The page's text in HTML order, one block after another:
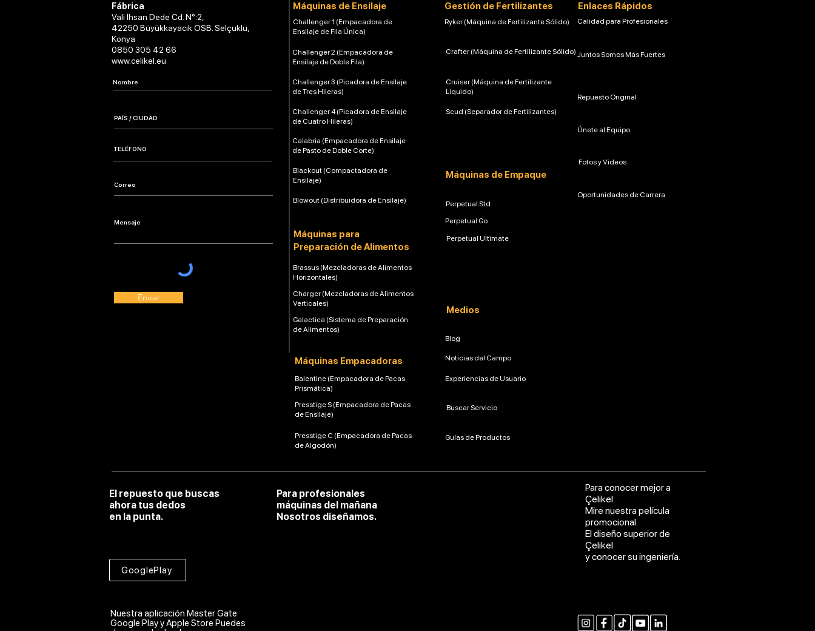
Fábrica
Vali İhsan Dede Cd. N°:2,
42250 Büyükkayacık OSB. Selçuklu,
Konya
0850 305 42 66
www.celikel.eu
Enviar
Máquinas de Ensilaje
Challenger 1 (Empacadora de
Ensilaje de Fila Única)
Challenger 2 (Empacadora de
Ensilaje de Doble Fila)
Enlaces Rápidos
Ryker (Máquina de Fertilizante Sólido)
Cruiser (Máquina de Fertilizante
Líquido)
Scud (Separador de Fertilizantes)
Calabria (Empacadora de Ensilaje
de Pasto de Doble Corte)
Blackout (Compactadora de
Ensilaje)
Blowout (Distribuidora de Ensilaje)
Gestión de Fertilizantes
Crafter (Máquina de Fertilizante Sólido)
Calidad para Profesionales
Juntos Somos Más Fuertes
Repuesto Original
Fotos y Videos
Oportunidades de Carrera
Máquinas de Empaque
Únete al Equipo
Perpetual Std
Perpetual Go
Máquinas para
Preparación de Alimentos
Perpetual Ultimate
Challenger 4 (Picadora de Ensilaje
de Cuatro Hileras)
Challenger 3 (Picadora de Ensilaje
de Tres Hileras)
Brassus (Mezcladoras de Alimentos
Horizontales)
Medios
Charger (Mezcladoras de Alimentos
Verticales)
Galactica (Sistema de Preparación
de Alimentos)
Máquinas Empacadoras
Blog
Noticias del Campo
Balentine (Empacadora de Pacas
Prismática)
Experiencias de Usuario
Presstige S (Empacadora de Pacas
de Ensilaje)
Buscar Servicio
Presstige C (Empacadora de Pacas
de Algodón)
Guías de Productos
El repuesto que buscas
ahora tus dedos
en la punta.
Para profesionales
máquinas del mañana
Nosotros diseñamos.
GooglePlay
Nuestra aplicación Master Gate
Google Play y Apple Store Puedes
Para conocer mejor a
Çelikel
Mire nuestra película
promocional.
El diseño superior de
Çelikel
y conocer su ingeniería.